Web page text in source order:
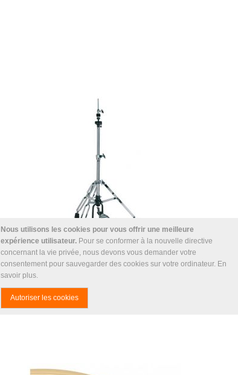
Nous utilisons les cookies pour vous offrir une meilleure
expérience utilisateur. Pour se conformer à la nouvelle directive
concernant la vie privée, nous devons vous demander votre
consentement pour sauvegarder des cookies sur votre ordinateur. En
savoir plus.
Autoriser les cookies
HAYMAN Pédale Charleston